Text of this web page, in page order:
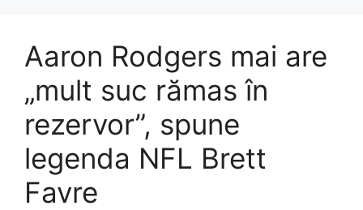
Aaron Rodgers mai are
„mult suc rămas în
rezervor”, spune
legenda NFL Brett
Favre